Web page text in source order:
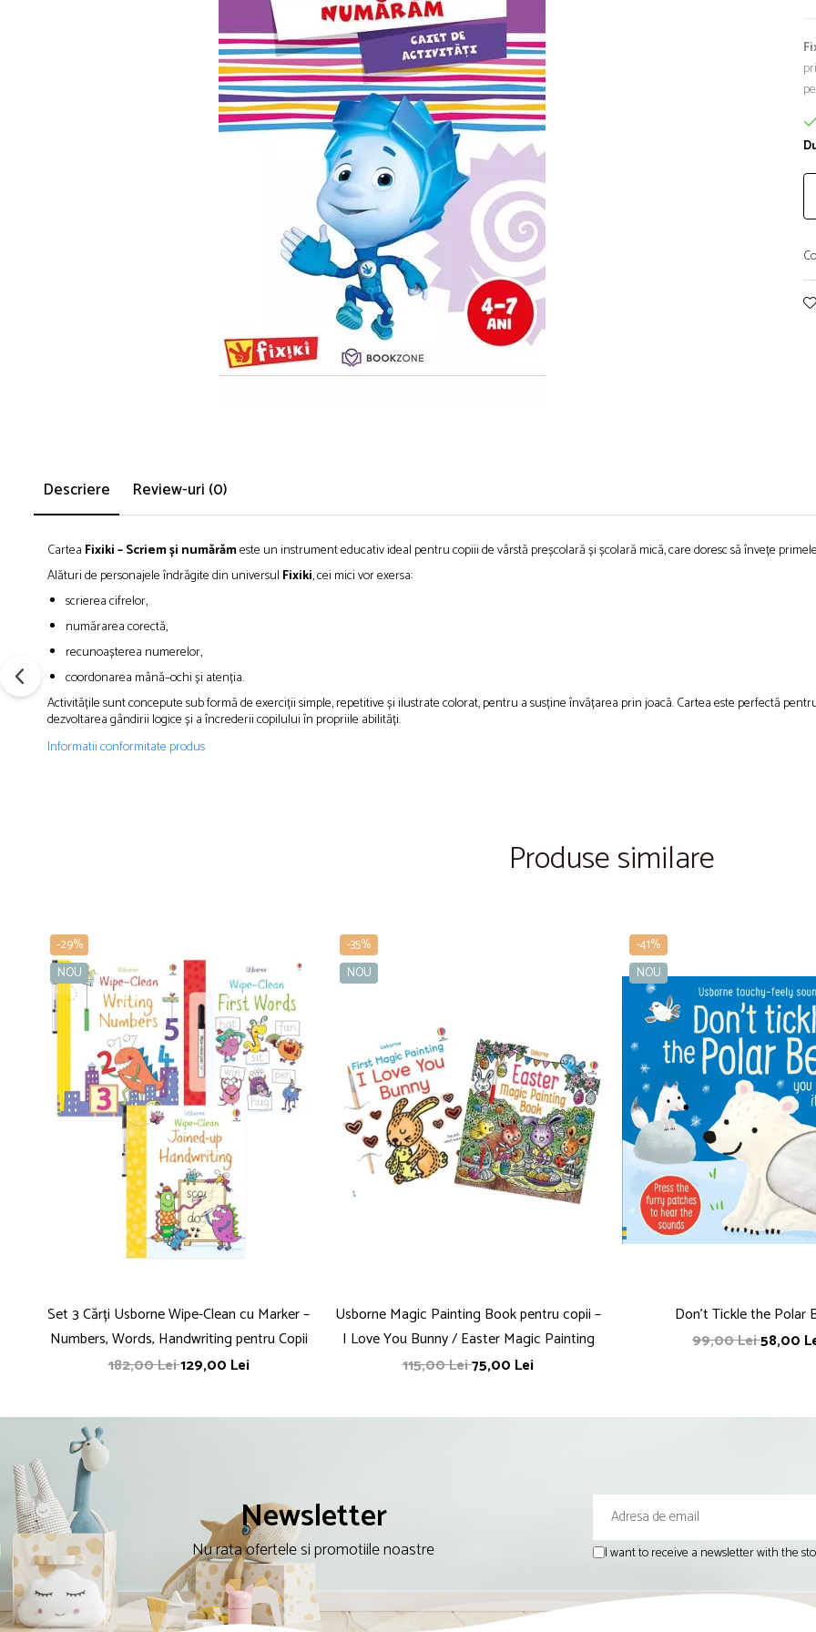
Descriere Review-uri (0)
Cartea Fixiki – Scriem și numărămeste un instrument educativ ideal pentru copiii de vârstă preșcolară și școlară mică, care doresc să învețe
Alături de personajele îndrăgite din universul Fixiki, cei mici vor exersa:
scrierea cifrelor,
numărarea corectă,
recunoașterea numerelor,
coordonarea mână–ochi și atenția.
Activitățile sunt concepute sub formă de exerciții simple, repetitive și ilustrate colorat, pentru a susține învățarea prin joacă. Cartea este perfectă
dezvoltarea gândirii logice și a încrederii copilului în propriile abilități.
Informatii conformitate produs
Produse similare
-29%
NOU
Set 3 Cărți Usborne Wipe-Clean cu Marker –
Numbers, Words, Handwriting pentru Copii
182,00 Lei129,00 Lei
-35%
NOU
Usborne Magic Painting Book pentru copii –
I Love You Bunny / Easter Magic Painting
115,00 Lei75,00 Lei
-41%
NOU
Don't Tickle the Polar
99,00 Lei58,00
Newsletter
Nu rata ofertele si promotiile noastre I want to receive a newsletter with the